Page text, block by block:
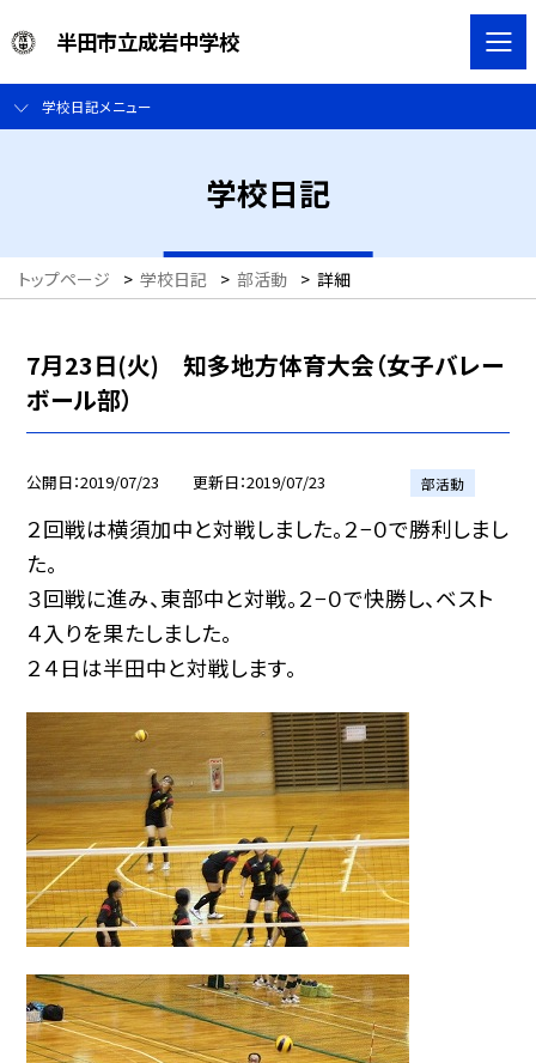
半田市立成岩中学校
学校日記メニュー
学校日記
トップページ > 学校日記 > 部活動 > 詳細
7月23日(火) 知多地方体育大会（女子バレー
ボール部）
公開日 2019/07/23 更新日 2019/07/23 部活動
２回戦は横須加中と対戦しました。２−０で勝利しまし
た。
３回戦に進み、東部中と対戦。２−０で快勝し、ベスト
４入りを果たしました。
２４日は半田中と対戦します。